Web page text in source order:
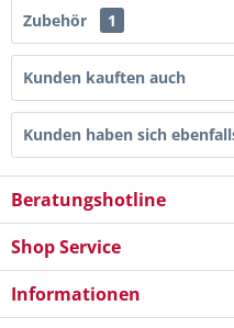
Zubehör 1
Kunden kauften auch
Kunden haben sich
Beratungshotline
Shop Service
Informationen